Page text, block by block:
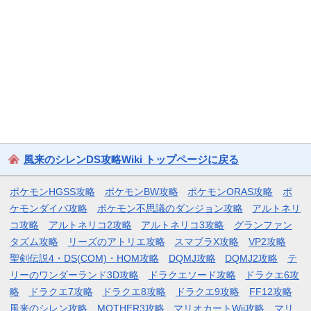
風来のシレンDS攻略Wiki トップページに戻る
ポケモンHGSS攻略 ポケモンBW攻略 ポケモンORAS攻略
ポ
ケモンダイパ攻略
ポケモン不思議のダンジョン攻略
アルトネリ
コ攻略
アルトネリコ2攻略 アルトネリコ3攻略
グランファン
タズム攻略
リーズのアトリエ攻略 スマブラX攻略
VP2攻略
聖剣伝説4・DS(COM)・HOM攻略
DQMJ攻略 DQMJ2攻略
テ
リーのワンダーランド3D攻略
ドラクエソード攻略
ドラクエ6攻
略
ドラクエ7攻略 ドラクエ8攻略 ドラクエ9攻略
FF12攻略
風来のシレン攻略
MOTHER3攻略 マリオカートWii攻略 マリ